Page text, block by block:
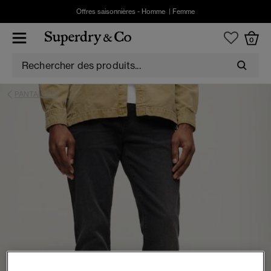
Offres saisonnières - Homme Femme
0
PANTALONS